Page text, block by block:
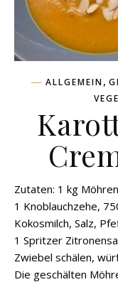
ALLGEMEIN,
Zutaten: 1 kg
1 Knoblauchzehe,
Kokosmilch, Salz,
1 Spritzer
Zwiebel schälen,
Die geschälten